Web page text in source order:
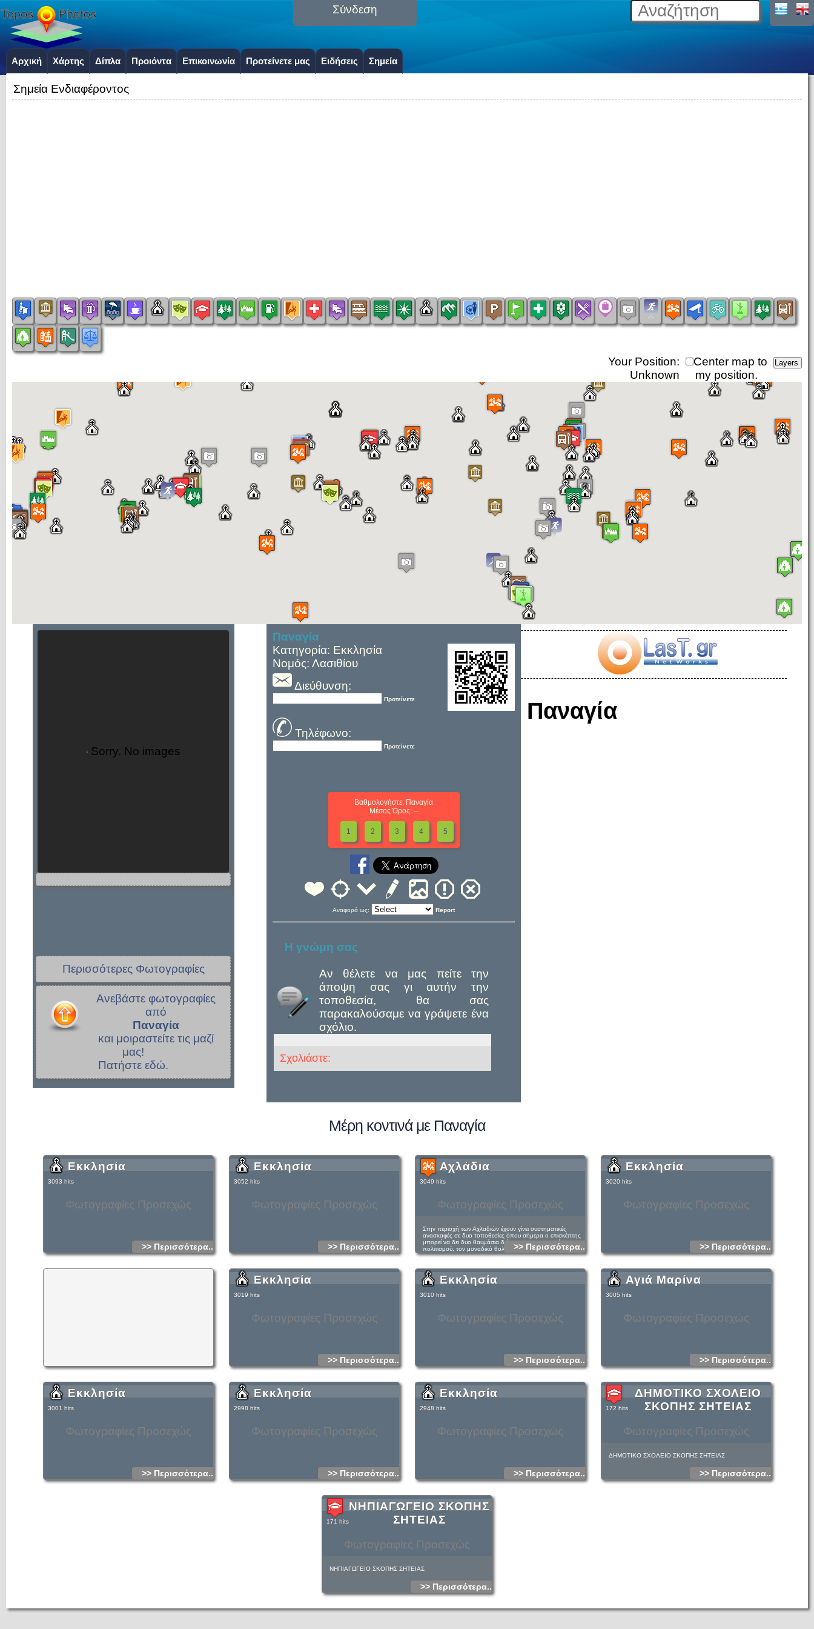
Σύνδεση
Αρχική Χάρτης Δίπλα Προιόντα Επικοινωνία Προτείνετε μας Ειδήσεις Σημεία
Σημεία Ενδιαφέροντος
Center map to
my position.
Your Position:
Unknown
Sorry. No images
Περισσότερες Φωτογραφίες
Ανεβάστε φωτογραφίες
από
Παναγία
και μοιραστείτε τις μαζί
μας!
Πατήστε εδώ.
Παναγία
Κατηγορία: Εκκλησία
Νομός: Λασιθίου
Διεύθυνση:
Προτείνετε
Τηλέφωνο:
Προτείνετε
Βαθμολογήστε: Παναγία
Μέσος Όρος: --
1 2 3 4 5
Αναφορά ως: Report
Η γνώμη σας
Αν θέλετε να μας πείτε την
άποψη σας γι αυτήν την
τοποθεσία, θα σας
παρακαλούσαμε να γράψετε ένα
σχόλιο.
Σχολιάστε:
Παναγία
Μέρη κοντινά με Παναγία
Φωτογραφίες Προσεχώς
Εκκλησία
3093 hits
>> Περισσότερα...
Φωτογραφίες Προσεχώς
Εκκλησία
3052 hits
>> Περισσότερα...
Φωτογραφίες Προσεχώς
Αχλάδια
3049 hits
Στην περιοχή των Αχλαδιών έχουν γίνει συστηματικές
ανασκαφές σε δυο τοποθεσίες όπου σήμερα ο επισκέπτης
μπορεί να δει δυο θαυμάσια δείγματα του μινωικού
πολιτισμού, τον μοναδικό θολωτό τάφο της Ανατολικής
Κρήτης και τα ερείπια μιας αγροτικής έπαυλης.
>> Περισσότερα...
Φωτογραφίες Προσεχώς
Εκκλησία
3020 hits
>> Περισσότερα...
Φωτογραφίες Προσεχώς
Εκκλησία
3019 hits
>> Περισσότερα...
Φωτογραφίες Προσεχώς
Εκκλησία
3010 hits
>> Περισσότερα...
Φωτογραφίες Προσεχώς
Αγιά Μαρίνα
3005 hits
>> Περισσότερα...
Φωτογραφίες Προσεχώς
Εκκλησία
3001 hits
>> Περισσότερα...
Φωτογραφίες Προσεχώς
Εκκλησία
2998 hits
>> Περισσότερα...
Φωτογραφίες Προσεχώς
Εκκλησία
2948 hits
>> Περισσότερα...
Φωτογραφίες Προσεχώς
ΔΗΜΟΤΙΚΟ ΣΧΟΛΕΙΟ
ΣΚΟΠΗΣ ΣΗΤΕΙΑΣ
172 hits
ΔΗΜΟΤΙΚΟ ΣΧΟΛΕΙΟ ΣΚΟΠΗΣ ΣΗΤΕΙΑΣ
>> Περισσότερα...
Φωτογραφίες Προσεχώς
ΝΗΠΙΑΓΩΓΕΙΟ ΣΚΟΠΗΣ
ΣΗΤΕΙΑΣ
171 hits
ΝΗΠΙΑΓΩΓΕΙΟ ΣΚΟΠΗΣ ΣΗΤΕΙΑΣ
>> Περισσότερα...